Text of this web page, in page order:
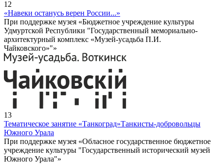
12
«Навеки останусь верен России...»
При поддержке музея «Бюджетное учреждение культуры
Удмуртской Республики "Государственный мемориально-
архитектурный комплекс «Музей-усадьба П.И.
Чайковского»"»
13
Тематическое занятие «Танкоград»Танкисты-добровольцы
Южного Урала
При поддержке музея «Обласное государственное бюджетное
учреждение культуры "Государственный исторический музей
Южного Урала"»